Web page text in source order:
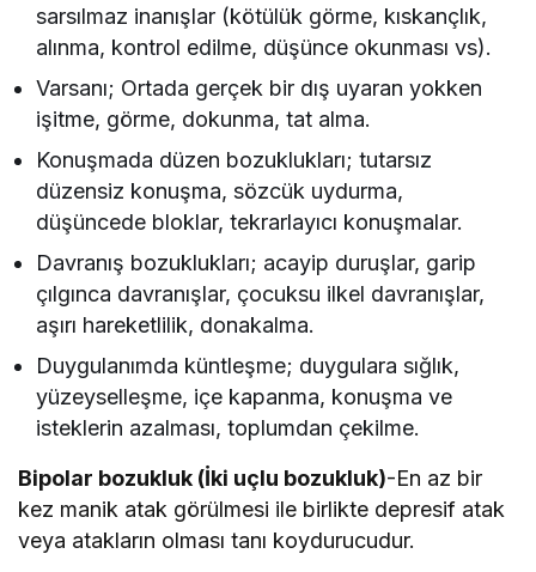
sarsılmaz inanışlar (kötülük görme, kıskançlık,
alınma, kontrol edilme, düşünce okunması vs).
Varsanı; Ortada gerçek bir dış uyaran yokken
işitme, görme, dokunma, tat alma.
Konuşmada düzen bozuklukları; tutarsız
düzensiz konuşma, sözcük uydurma,
düşüncede bloklar, tekrarlayıcı konuşmalar.
Davranış bozuklukları; acayip duruşlar, garip
çılgınca davranışlar, çocuksu ilkel davranışlar,
aşırı hareketlilik, donakalma.
Duygulanımda küntleşme; duygulara sığlık,
yüzeyselleşme, içe kapanma, konuşma ve
isteklerin azalması, toplumdan çekilme.
Bipolar bozukluk (İki uçlu bozukluk)-En az bir
kez manik atak görülmesi ile birlikte depresif atak
veya atakların olması tanı koydurucudur.